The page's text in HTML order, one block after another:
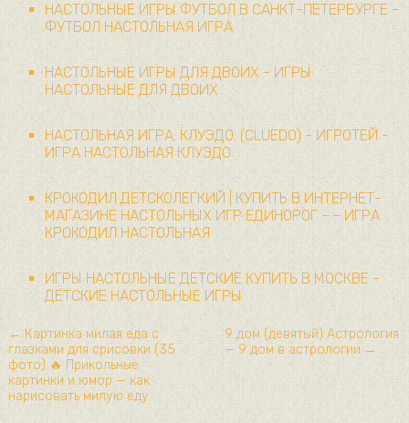
НАСТОЛЬНЫЕ ИГРЫ ФУТБОЛ В САНКТ-ПЕТЕРБУРГЕ -
ФУТБОЛ НАСТОЛЬНАЯ ИГРА
НАСТОЛЬНЫЕ ИГРЫ ДЛЯ ДВОИХ - ИГРЫ
НАСТОЛЬНЫЕ ДЛЯ ДВОИХ
НАСТОЛЬНАЯ ИГРА; КЛУЭДО; (CLUEDO) - ИГРОТЕЙ -
ИГРА НАСТОЛЬНАЯ КЛУЭДО
КРОКОДИЛ ДЕТСКОЛЕГКИЙ | КУПИТЬ В ИНТЕРНЕТ-
МАГАЗИНЕ НАСТОЛЬНЫХ ИГР ЕДИНОРОГ – - ИГРА
КРОКОДИЛ НАСТОЛЬНАЯ
ИГРЫ НАСТОЛЬНЫЕ ДЕТСКИЕ КУПИТЬ В МОСКВЕ -
ДЕТСКИЕ НАСТОЛЬНЫЕ ИГРЫ
← Картинка милая еда с
глазками для срисовки (35
фото) 🔥 Прикольные
картинки и юмор — как
нарисовать милую еду
9 дом (девятый) Астрология
— 9 дом в астрологии →